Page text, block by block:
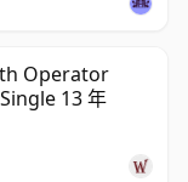
Operator
13 年